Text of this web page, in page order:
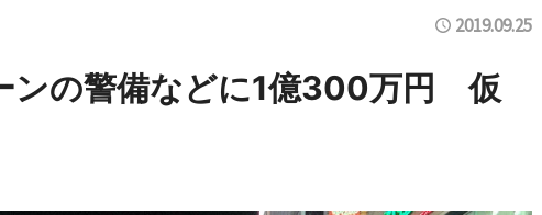
2019.09.25
ンの警備などに1億300万円 仮